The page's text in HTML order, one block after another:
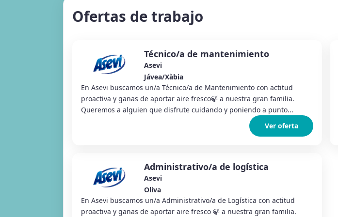
Ofertas de trabajo
Técnico/a de mantenimiento
Asevi
Jávea/Xàbia
En Asevi buscamos un/a Técnico/a de Mantenimiento con actitud
proactiva y ganas de aportar aire fresco🍃 a nuestra gran familia.
Queremos a alguien que disfrute cuidando y poniendo a punto...
Ver oferta
Administrativo/a de logística
Asevi
Oliva
En Asevi buscamos un/a Administrativo/a de Logística con actitud
proactiva y ganas de aportar aire fresco 🍃 a nuestra gran familia.